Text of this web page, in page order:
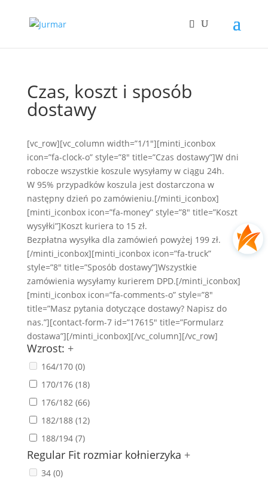
Czas, koszt i sposób
dostawy
[vc_row][vc_column width=”1/1″][minti_iconbox
icon=”fa-clock-o” style=”8″ title=”Czas dostawy”]W dni
robocze wszystkie koszule wysyłamy w ciągu 24h.
W 95% przypadków koszula jest dostarczona w
następny dzień po zamówieniu.[/minti_iconbox]
[minti_iconbox icon=”fa-money” style=”8″ title=”Koszt
wysyłki”]Koszt kuriera to 15 zł.
Bezpłatna wysyłka dla zamówień powyżej 199 zł.
[/minti_iconbox][minti_iconbox icon=”fa-truck”
style=”8″ title=”Sposób dostawy”]Wszystkie
zamówienia wysyłamy kurierem DPD.[/minti_iconbox]
[minti_iconbox icon=”fa-comments-o” style=”8″
title=”Masz pytania dotyczące dostawy? Napisz do
nas.”][contact-form-7 id=”17615″ title=”Formularz
dostawa”][/minti_iconbox][/vc_column][/vc_row]
Wzrost: +
164/170 (0)
170/176 (18)
176/182 (66)
182/188 (12)
188/194 (7)
Regular Fit rozmiar kołnierzyka +
34 (0)